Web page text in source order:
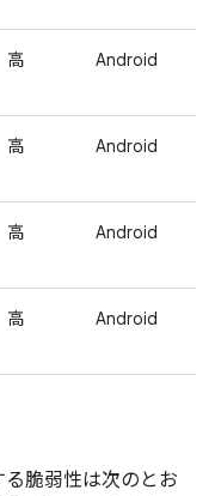
高 Android
高 Android
高 Android
高 Android
脆弱性は次のとお